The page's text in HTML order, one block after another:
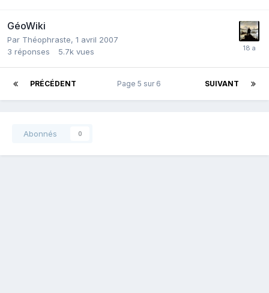
GéoWiki
Par Théophraste, 1 avril 2007
3 réponses 5.7k vues
PRÉCÉDENT SUIVANT
Page 5 sur 6
Abonnés 0